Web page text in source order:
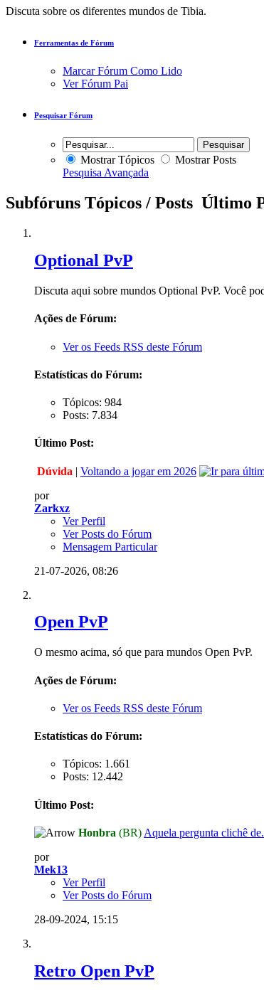
Discuta sobre os diferentes mundos de Tibia.
Ferramentas de Fórum
Marcar Fórum Como Lido
Ver Fórum Pai
Pesquisar Fórum
Mostrar Tópicos
Mostrar Posts
Pesquisa Avançada
Subfóruns Tópicos / Posts Último
Optional PvP
Discuta aqui sobre mundos Optional PvP. Você
Ações de Fórum:
Ver os Feeds RSS deste Fórum
Estatísticas do Fórum:
Tópicos: 984
Posts: 7.834
Último Post:
Dúvida | Voltando a jogar em 2026
por
Zarkxz
Ver Perfil
Ver Posts do Fórum
Mensagem Particular
21-07-2026, 08:26
Open PvP
O mesmo acima, só que para mundos Open PvP.
Ações de Fórum:
Ver os Feeds RSS deste Fórum
Estatísticas do Fórum:
Tópicos: 1.661
Posts: 12.442
Último Post:
Honbra (BR) Aquela pergunta clichê
por
Mek13
Ver Perfil
Ver Posts do Fórum
28-09-2024, 15:15
Retro Open PvP